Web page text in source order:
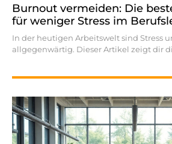
Burnout vermeiden: Die
für weniger Stress im
In der heutigen Arbeitswelt sind Stress
allgegenwärtig. Dieser Artikel zeigt dir